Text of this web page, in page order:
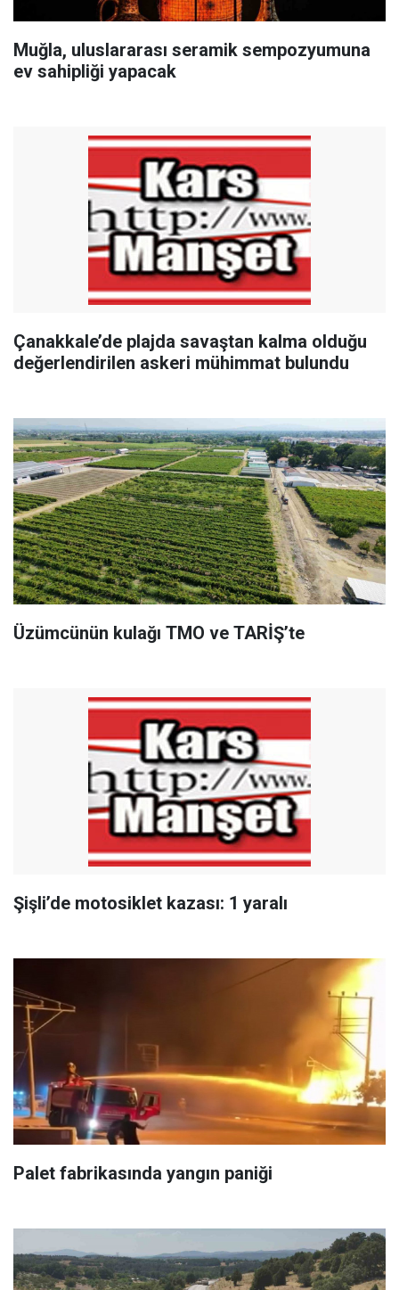
Muğla, uluslararası seramik sempozyumuna
ev sahipliği yapacak
Çanakkale’de plajda savaştan kalma olduğu
değerlendirilen askeri mühimmat bulundu
Üzümcünün kulağı TMO ve TARİŞ’te
Şişli’de motosiklet kazası: 1 yaralı
Palet fabrikasında yangın paniği